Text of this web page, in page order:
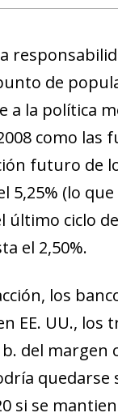
de
a la política
como
futuro de
5,25% (lo
último ciclo
el 2,50%.
los
EE. UU., los
del
si se